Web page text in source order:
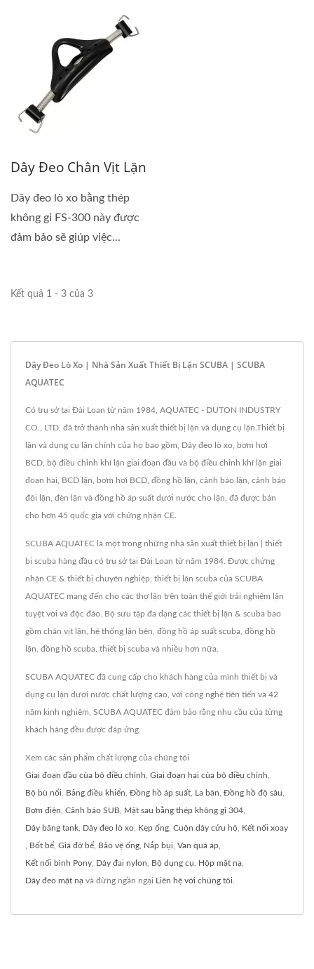
Dây Đeo Chân Vịt Lặn
Dây đeo lò xo bằng thép
không gỉ FS-300 này được
đảm bảo sẽ giúp việc...
Kết quả 1 - 3 của 3
Dây Đeo Lò Xo | Nhà Sản Xuất Thiết Bị Lặn SCUBA | SCUBA
AQUATEC
Có trụ sở tại Đài Loan từ năm 1984, AQUATEC - DUTON INDUSTRY
CO., LTD. đã trở thành nhà sản xuất thiết bị lặn và dụng cụ lặn.Thiết bị
lặn và dụng cụ lặn chính của họ bao gồm, Dây đeo lò xo, bơm hơi
BCD, bộ điều chỉnh khí lặn giai đoạn đầu và bộ điều chỉnh khí lặn giai
đoạn hai, BCD lặn, bơm hơi BCD, đồng hồ lặn, cảnh báo lặn, cảnh báo
đôi lặn, đèn lặn và đồng hồ áp suất dưới nước cho lặn, đã được bán
cho hơn 45 quốc gia với chứng nhận CE.
SCUBA AQUATEC là một trong những nhà sản xuất thiết bị lặn | thiết
bị scuba hàng đầu có trụ sở tại Đài Loan từ năm 1984. Được chứng
nhận CE & thiết bị chuyên nghiệp, thiết bị lặn scuba của SCUBA
AQUATEC mang đến cho các thợ lặn trên toàn thế giới trải nghiệm lặn
tuyệt vời và độc đáo. Bộ sưu tập đa dạng các thiết bị lặn & scuba bao
gồm chân vịt lặn, hệ thống lặn bên, đồng hồ áp suất scuba, đồng hồ
lặn, đồng hồ scuba, thiết bị scuba và nhiều hơn nữa.
SCUBA AQUATEC đã cung cấp cho khách hàng của mình thiết bị và
dụng cụ lặn dưới nước chất lượng cao, với công nghệ tiên tiến và 42
năm kinh nghiệm, SCUBA AQUATEC đảm bảo rằng nhu cầu của từng
khách hàng đều được đáp ứng.
Xem các sản phẩm chất lượng của chúng tôi
Giai đoạn đầu của bộ điều chỉnh Giai đoạn hai của bộ điều chỉnh
Bộ bù nổi Bảng điều khiển Đồng hồ áp suất La bàn Đồng hồ độ sâu
Bơm điện Cảnh báo SUB Mặt sau bằng thép không gỉ 304
Dây băng tank Dây đeo lò xo Kẹp ống Cuộn dây cứu hộ Kết nối xoay
Bốt bể Giá đỡ bể Bảo vệ ống Nắp bụi Van quá áp
Kết nối bình Pony Dây đai nylon Bộ dụng cụ Hộp mặt nạ
Dây đeo mặt nạ và đừng ngần ngại Liên hệ với chúng tôi